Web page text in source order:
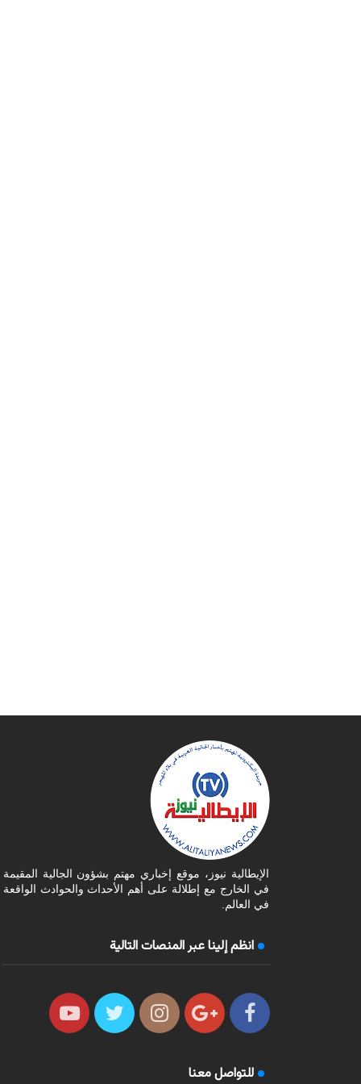
الإيطالية نيوز، موقع إخباري مهتم بشؤون الجالية المقيمة
في الخارج مع إطلالة على أهم الأحداث والحوادث الواقعة
في العالم.
انظم إلينا عبر المنصات التالية
للتواصل معنا